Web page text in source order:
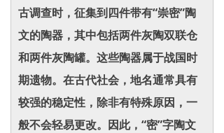
古调查时，征集到四件带有“崇密”陶
文的陶器，其中包括两件灰陶双联仓
和两件灰陶罐。这些陶器属于战国时
期遗物。在古代社会，地名通常具有
较强的稳定性，除非有特殊原因，一
般不会轻易更改。因此，“密”字陶文